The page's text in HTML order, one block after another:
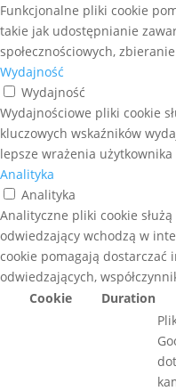
Funkcjonalne pliki cookie
takie jak udostępnianie
społecznościowych,
Wydajność
Wydajność
Wydajnościowe pliki cookie
kluczowych wskaźników
lepsze wrażenia
Analityka
Analityka
Analityczne pliki cookie
odwiedzający wchodzą w
cookie pomagają dostarczać
odwiedzających,
Cookie
Duration